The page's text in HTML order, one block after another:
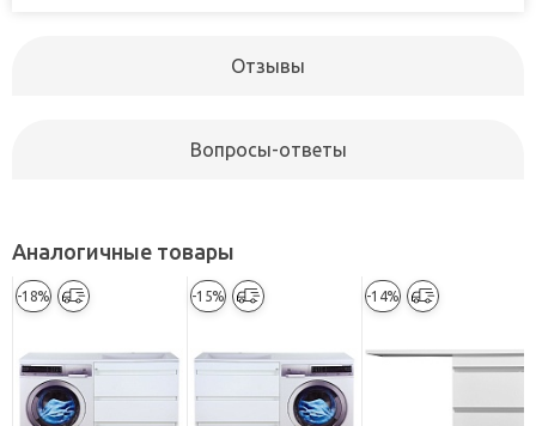
Отзывы
Вопросы-ответы
Аналогичные товары
-18% -15% -14%